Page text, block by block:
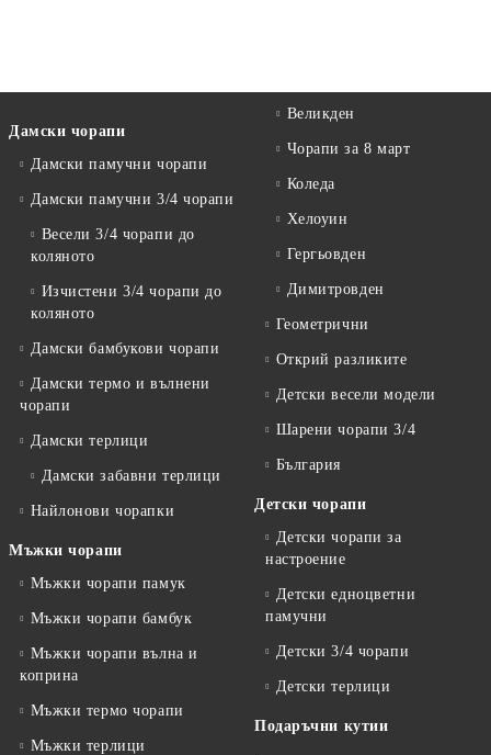
Дамски чорапи
Дамски памучни чорапи
Дамски памучни 3/4 чорапи
Весели 3/4 чорапи до
коляното
Изчистени 3/4 чорапи до
коляното
Дамски бамбукови чорапи
Дамски термо и вълнени
чорапи
Дамски терлици
Дамски забавни терлици
Найлонови чорапки
Мъжки чорапи
Мъжки чорапи памук
Мъжки чорапи бамбук
Мъжки чорапи вълна и
коприна
Мъжки термо чорапи
Мъжки терлици
Великден
Чорапи за 8 март
Коледа
Хелоуин
Гергьовден
Димитровден
Геометрични
Открий разликите
Детски весели модели
Шарени чорапи 3/4
България
Детски чорапи
Детски чорапи за
настроение
Детски едноцветни
памучни
Детски 3/4 чорапи
Детски терлици
Подаръчни кутии